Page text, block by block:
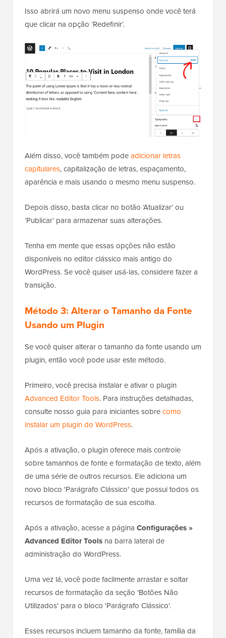
Isso abrirá um novo menu suspenso onde você terá
que clicar na opção ‘Redefinir’.
Além disso, você também podeadicionar letras
capitulares, capitalização de letras, espaçamento,
aparência e mais usando o mesmo menu suspenso.
Depois disso, basta clicar no botão ‘Atualizar’ ou
‘Publicar’ para armazenar suas alterações.
Tenha em mente que essas opções não estão
disponíveis no editor clássico mais antigo do
WordPress. Se você quiser usá-las, considere fazer a
transição.
Método 3: Alterar o Tamanho da Fonte
Usando um Plugin
Se você quiser alterar o tamanho da fonte usando um
plugin, então você pode usar este método.
Primeiro, você precisa instalar e ativar o plugin
Advanced Editor Tools. Para instruções detalhadas,
consulte nosso guia para iniciantes sobrecomo
instalar um plugin do WordPress.
Após a ativação, o plugin oferece mais controle
sobre tamanhos de fonte e formatação de texto, além
de uma série de outros recursos. Ele adiciona um
novo bloco 'Parágrafo Clássico' que possui todos os
recursos de formatação de sua escolha.
Após a ativação, acesse a página Configurações »
Advanced Editor Tools na barra lateral de
administração do WordPress.
Uma vez lá, você pode facilmente arrastar e soltar
recursos de formatação da seção 'Botões Não
Utilizados' para o bloco 'Parágrafo Clássico'.
Esses recursos incluem tamanho da fonte, família da